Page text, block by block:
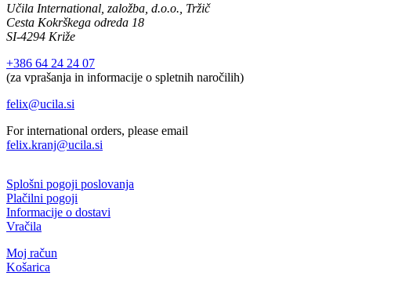
Učila International, založba, d.o.o., Tržič
Cesta Kokrškega odreda 18
SI-4294 Križe
+386 64 24 24 07
(za vprašanja in informacije o spletnih naročilih)
felix@ucila.si
For international orders, please email
felix.kranj@ucila.si
Splošni pogoji poslovanja
Plačilni pogoji
Informacije o dostavi
Vračila
Moj račun
Košarica